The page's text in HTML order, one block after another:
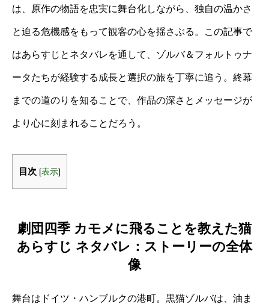
は、原作の物語を忠実に舞台化しながら、独自の温かさ
と迫る危機感をもって観客の心を揺さぶる。この記事で
はあらすじとネタバレを通して、ゾルバ＆フォルトゥナ
ータたちが経験する成長と選択の旅を丁寧に追う。終幕
までの道のりを知ることで、作品の深さとメッセージが
より心に刻まれることだろう。
目次 [表示]
劇団四季 カモメに飛ることを教えた猫
あらすじ ネタバレ：ストーリーの全体
像
舞台はドイツ・ハンブルクの港町。黒猫ゾルバは、油ま